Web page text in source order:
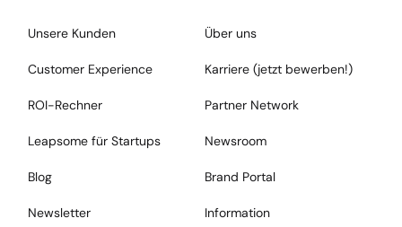
Unsere Kunden
Customer Experience
ROI-Rechner
Leapsome für Startups
Blog
Newsletter
Über uns
Karriere (jetzt bewerben!)
Partner Network
Newsroom
Brand Portal
Information